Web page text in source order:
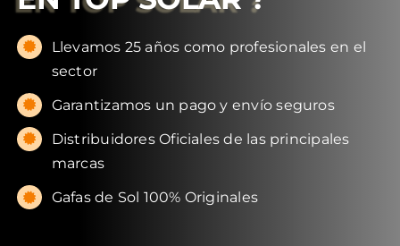
Llevamos 25 años como profesionales en el
sector
Garantizamos un pago y envío seguros
Distribuidores Oficiales de las principales
marcas
Gafas de Sol 100% Originales